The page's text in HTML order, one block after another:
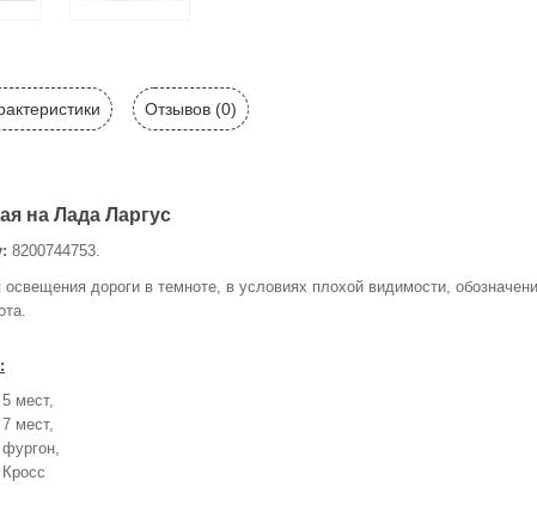
Отзывов (0)
на Лада Ларгус
8200744753.
дороги в темноте, в условиях плохой видимости,
мест,
мест,